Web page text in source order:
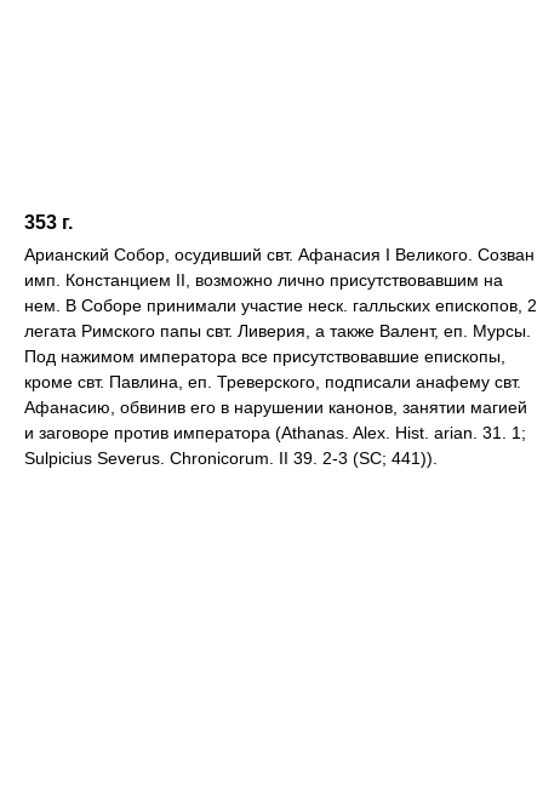
353 г.
Арианский Собор, осудивший свт. Афанасия I Великого. Созван
имп. Констанцием II, возможно лично присутствовавшим на
нем. В Соборе принимали участие неск. галльских епископов, 2
легата Римского папы свт. Ливерия, а также Валент, еп. Мурсы.
Под нажимом императора все присутствовавшие епископы,
кроме свт. Павлина, еп. Треверского, подписали анафему свт.
Афанасию, обвинив его в нарушении канонов, занятии магией
и заговоре против императора (Athanas. Alex. Hist. arian. 31. 1;
Sulpicius Severus. Chronicorum. II 39. 2-3 (SC; 441)).